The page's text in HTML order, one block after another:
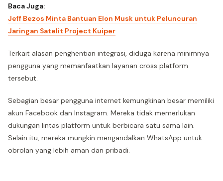
Baca Juga:
Jeff Bezos Minta Bantuan Elon Musk untuk Peluncuran
Jaringan Satelit Project Kuiper
Terkait alasan penghentian integrasi, diduga karena minimnya
pengguna yang memanfaatkan layanan cross platform
tersebut.
Sebagian besar pengguna internet kemungkinan besar memiliki
akun Facebook dan Instagram. Mereka tidak memerlukan
dukungan lintas platform untuk berbicara satu sama lain.
Selain itu, mereka mungkin mengandalkan WhatsApp untuk
obrolan yang lebih aman dan pribadi.